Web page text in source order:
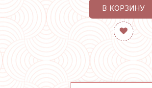
В КОРЗИНУ